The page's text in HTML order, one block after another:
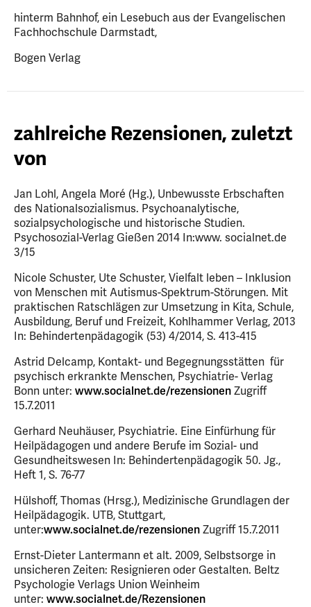
hinterm Bahnhof, ein Lesebuch aus der Evangelischen
Fachhochschule Darmstadt,
Bogen Verlag
zahlreiche Rezensionen, zuletzt
von
Jan Lohl, Angela Moré (Hg.), Unbewusste Erbschaften
des Nationalsozialismus. Psychoanalytische,
sozialpsychologische und historische Studien.
Psychosozial-Verlag Gießen 2014 In:www. socialnet.de
3/15
Nicole Schuster, Ute Schuster, Vielfalt leben – Inklusion
von Menschen mit Autismus-Spektrum-Störungen. Mit
praktischen Ratschlägen zur Umsetzung in Kita, Schule,
Ausbildung, Beruf und Freizeit, Kohlhammer Verlag, 2013
In: Behindertenpädagogik (53) 4/2014, S. 413-415
Astrid Delcamp, Kontakt- und Begegnungsstätten für
psychisch erkrankte Menschen, Psychiatrie- Verlag
Bonn unter: www.socialnet.de/rezensionen Zugriff
15.7.2011
Gerhard Neuhäuser, Psychiatrie. Eine Einfürhung für
Heilpädagogen und andere Berufe im Sozial- und
Gesundheitswesen In: Behindertenpädagogik 50. Jg.,
Heft 1, S. 76-77
Hülshoff, Thomas (Hrsg.), Medizinische Grundlagen der
Heilpädagogik. UTB, Stuttgart,
unter:www.socialnet.de/rezensionen Zugriff 15.7.2011
Ernst-Dieter Lantermann et alt. 2009, Selbstsorge in
unsicheren Zeiten: Resignieren oder Gestalten. Beltz
Psychologie Verlags Union Weinheim
unter: www.socialnet.de/Rezensionen